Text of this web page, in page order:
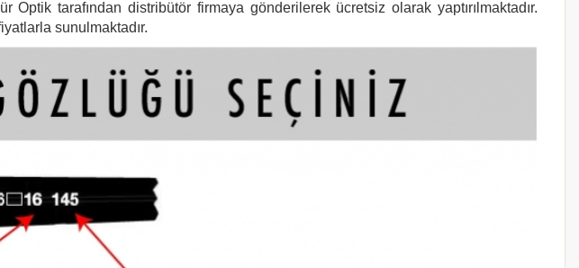
tarafından distribütör firmaya gönderilerek ücretsiz olarak yaptırılmaktadır.
sunulmaktadır.